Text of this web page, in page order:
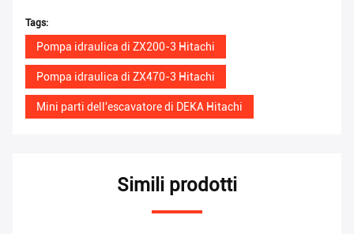
Tags:
Pompa idraulica di ZX200-3 Hitachi
Pompa idraulica di ZX470-3 Hitachi
Mini parti dell'escavatore di DEKA Hitachi
Simili prodotti